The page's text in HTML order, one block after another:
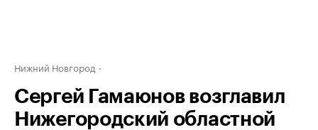
Нижний Новгород
Сергей Гамаюнов возглавил
Нижегородский областной